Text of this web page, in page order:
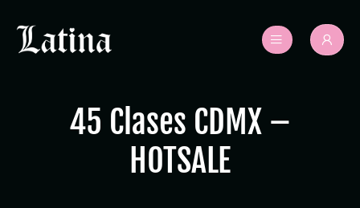
45 Clases CDMX –
HOTSALE